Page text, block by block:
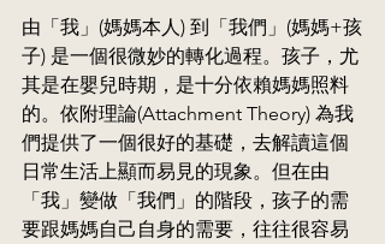
由「我」(媽媽本人) 到「我們」(媽媽+孩
子) 是一個很微妙的轉化過程。孩子，尤
其是在嬰兒時期，是十分依賴媽媽照料
的。依附理論(Attachment Theory) 為我
們提供了一個很好的基礎，去解讀這個
日常生活上顯而易見的現象。但在由
「我」變做「我們」的階段，孩子的需
要跟媽媽自己自身的需要，往往很容易